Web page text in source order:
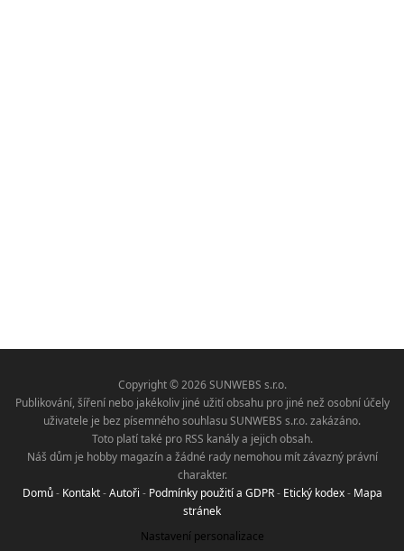
Copyright © 2026 SUNWEBS s.r.o.
Publikování, šíření nebo jakékoliv jiné užití obsahu pro jiné než osobní účely
uživatele je bez písemného souhlasu SUNWEBS s.r.o. zakázáno.
Toto platí také pro RSS kanály a jejich obsah.
Náš dům je hobby magazín a žádné rady nemohou mít závazný právní
charakter.
Domů- Kontakt-Autoři - Podmínky použití a GDPR- Etický kodex- Mapa
stránek
Nastavení personalizace